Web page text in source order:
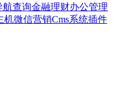
航查询金融理财办公管理
机微信营销Cms系统插件